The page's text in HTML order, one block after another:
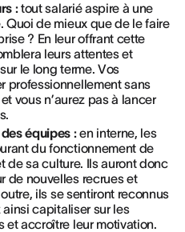
:tout salarié aspire à une
Quoi de mieux que de le faire
? En leur offrant cette
leurs attentes et
le long terme. Vos
professionnellement sans
vous n’aurez pas à lancer
équipes :en interne, les
du fonctionnement de
de sa culture. Ils auront donc
de nouvelles recrues et
ils se sentiront reconnus
capitaliser sur les
et accroître leur motivation.